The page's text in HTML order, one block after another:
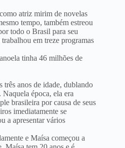
atriz mirim de novelas
tempo, também estreou
todo o Brasil para seu
em treze programas
tinha 46 milhões de
três anos de idade, dublando
época, ela era
brasileira por causa de seus
imediatamente se
a apresentar vários
e Maísa começou a